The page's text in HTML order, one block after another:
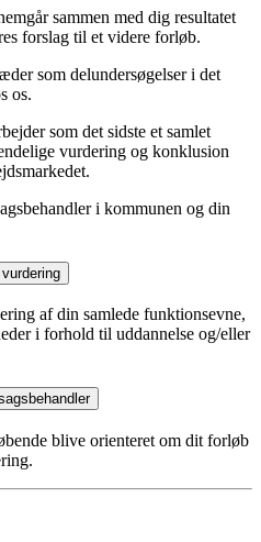
sammen med dig resultatet
forslag til et videre forløb.
som delundersøgelser i det
os.
som det sidste et samlet
vurdering og konklusion
i kommunen og din
af din samlede funktionsevne,
i forhold til uddannelse og/eller
blive orienteret om dit forløb